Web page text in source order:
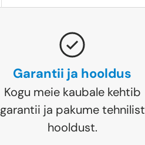
Garantii ja hooldus
Kogu meie kaubale kehtib
garantii ja pakume tehnilist
hooldust.